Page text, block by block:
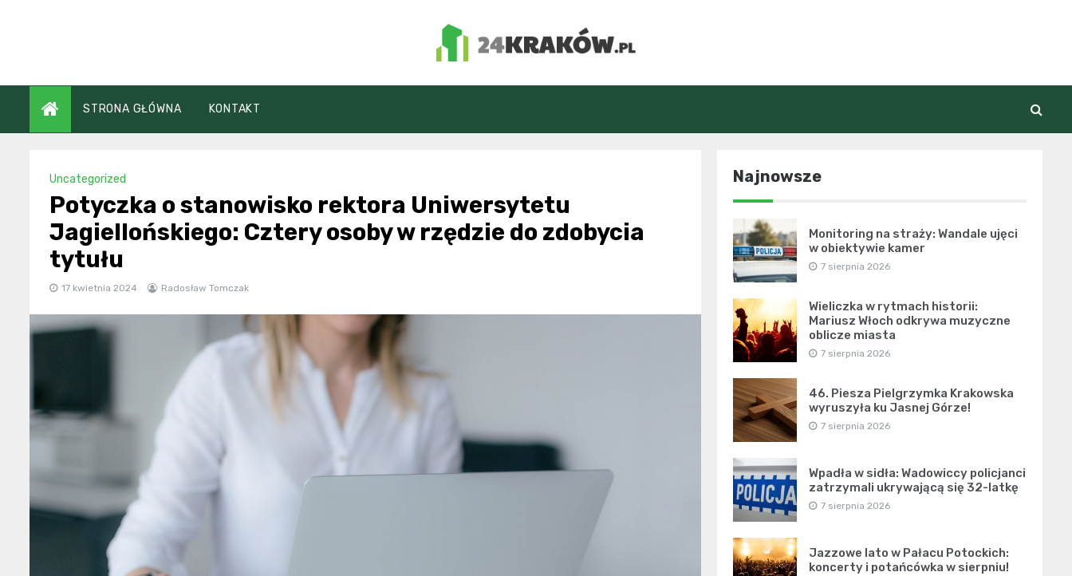
24Kraków.pl
STRONA GŁÓWNA KONTAKT
Uncategorized
Potyczka o stanowisko rektora Uniwersytetu
Jagiellońskiego: Cztery osoby w rzędzie do zdobycia
tytułu
17 kwietnia 2024 Radosław Tomczak
Najnowsze
Monitoring na straży: Wandale ujęci
w obiektywie kamer
7 sierpnia 2026
Wieliczka w rytmach historii:
Mariusz Włoch odkrywa muzyczne
oblicze miasta
7 sierpnia 2026
46. Piesza Pielgrzymka Krakowska
wyruszyła ku Jasnej Górze!
7 sierpnia 2026
Wpadła w sidła: Wadowiccy policjanci
zatrzymali ukrywającą się 32-latkę
7 sierpnia 2026
Jazzowe lato w Pałacu Potockich:
koncerty i potańcówka w sierpniu!